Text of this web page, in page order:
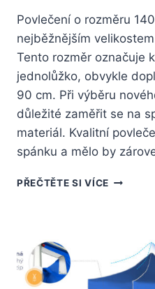
Povlečení o rozměru
nejběžnějším
Tento rozměr označuje
jednolůžko, obvykle
90 cm. Při výběru
důležité zaměřit se na
materiál. Kvalitní
spánku a mělo by
PŘEČTĚTE SI VÍCE
ROZMĚR
A